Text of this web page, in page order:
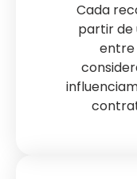
Cada
partir de
entre